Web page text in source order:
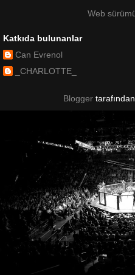
Web
Katkıda bulunanlar
Can Evrenol
_CHARLOTTE_
Blogger